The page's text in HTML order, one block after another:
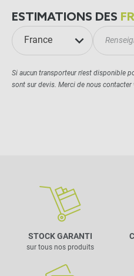
ESTIMATIONS DES
France
Si aucun transporteur n'est disponible
sont sur devis. Merci de nous contacter
STOCK GARANTI
sur tous nos produits